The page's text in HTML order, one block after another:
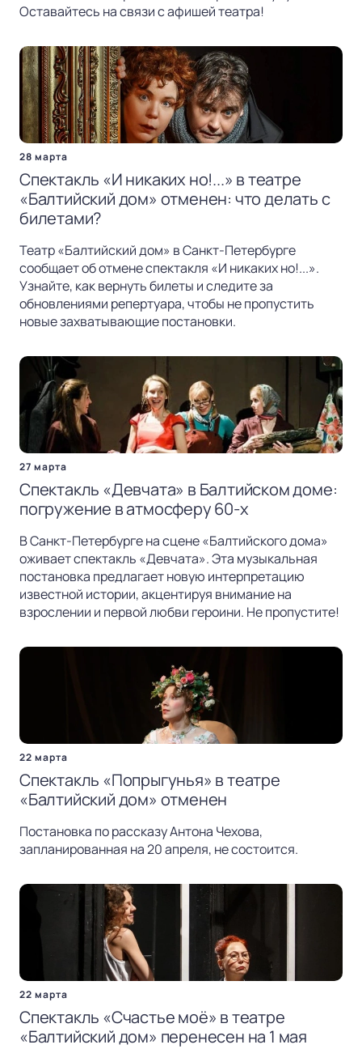
Оставайтесь на связи с афишей театра!
28 марта
Спектакль «И никаких но!...» в театре
«Балтийский дом» отменен: что делать с
билетами?
Театр «Балтийский дом» в Санкт-Петербурге
сообщает об отмене спектакля «И никаких но!...».
Узнайте, как вернуть билеты и следите за
обновлениями репертуара, чтобы не пропустить
новые захватывающие постановки.
27 марта
Спектакль «Девчата» в Балтийском доме:
погружение в атмосферу 60-х
В Санкт-Петербурге на сцене «Балтийского дома»
оживает спектакль «Девчата». Эта музыкальная
постановка предлагает новую интерпретацию
известной истории, акцентируя внимание на
взрослении и первой любви героини. Не пропустите!
22 марта
Спектакль «Попрыгунья» в театре
«Балтийский дом» отменен
Постановка по рассказу Антона Чехова,
запланированная на 20 апреля, не состоится.
22 марта
Спектакль «Счастье моё» в театре
«Балтийский дом» перенесен на 1 мая